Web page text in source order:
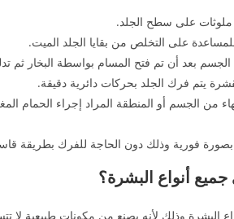
ملوثات على سطح الجلد.
على التخلص من بقايا الجلد الميت.
الجسم بعد أن تم فتح المسام بواسطة البخار ثم
يتم فرك الجلد بحركات دائرية دقيقة.
من الجسم أو المنطقة المراد إجراء الحمام
فورية وذلك دون الحاجة للفرك بطريقة
أنواع البشرة؟
البشرة وذلك لأنه يصنع من مكونات طبيعية